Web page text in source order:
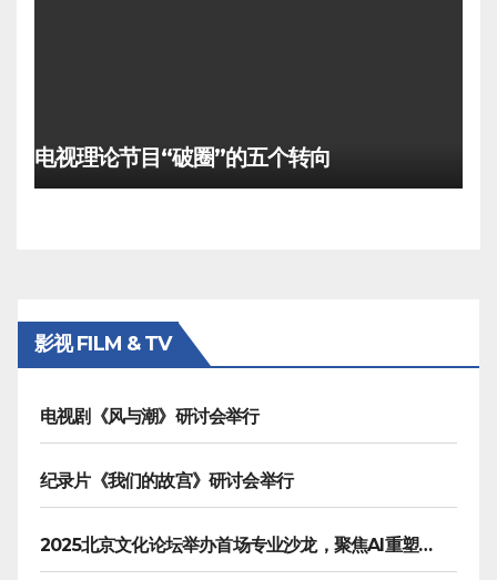
电视理论节目“破圈”的五个转向
影视 FILM & TV
电视剧《风与潮》研讨会举行
纪录片《我们的故宫》研讨会举行
2025北京文化论坛举办首场专业沙龙，聚焦AI重塑内容生产